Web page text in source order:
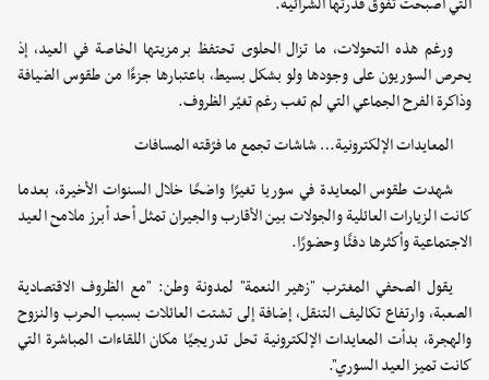
ورغم هذه التحولات، ما تزال الحلوى تحتفظ برمزيتها الخاصة في العيد، إذ
يحرص السوريون على وجودها ولو بشكل بسيط، باعتبارها جزءًا من طقوس الضيافة
وذاكرة الفرح الجماعي التي لم تغب رغم تغيّر الظروف.
المعايدات الإلكترونية… شاشات تجمع ما فرّقته المسافات
شهدت طقوس المعايدة في سوريا تغيرًا واضحًا خلال السنوات الأخيرة، بعدما
كانت الزيارات العائلية والجولات بين الأقارب والجيران تمثل أحد أبرز ملامح العيد
الاجتماعية وأكثرها دفئًا وحضورًا.
يقول الصحفي المغترب "زهير النعمة" لمدونة وطن: "مع الظروف الاقتصادية
الصعبة، وارتفاع تكاليف التنقل، إضافة إلى تشتت العائلات بسبب الحرب والنزوح
والهجرة، بدأت المعايدات الإلكترونية تحل تدريجيًا مكان اللقاءات المباشرة التي
كانت تميز العيد السوري".